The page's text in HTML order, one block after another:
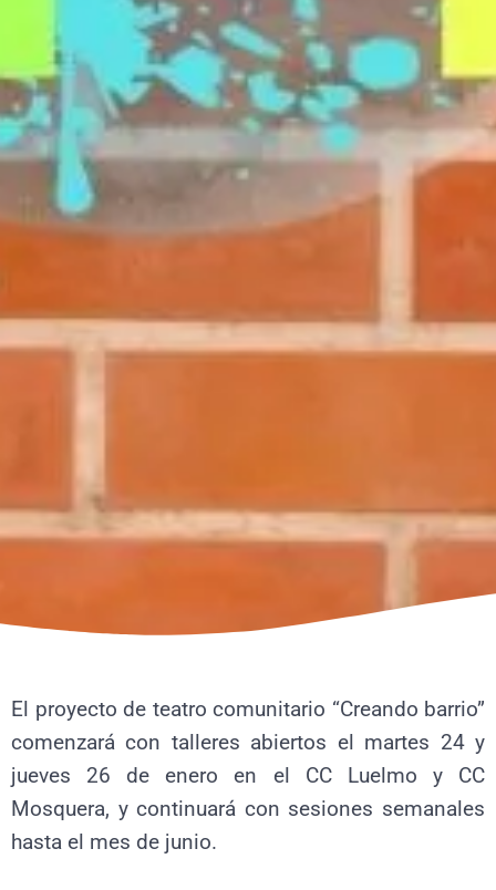
El proyecto de teatro comunitario “Creando barrio”
comenzará con talleres abiertos el martes 24 y
jueves 26 de enero en el CC Luelmo y CC
Mosquera, y continuará con sesiones semanales
hasta el mes de junio.